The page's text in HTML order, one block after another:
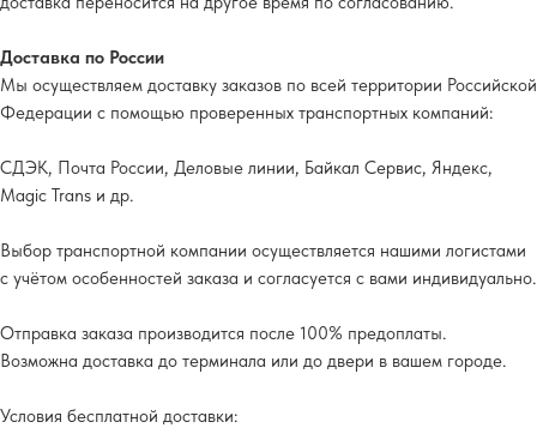
Доставка по России
Мы осуществляем доставку заказов по всей территории Российской
Федерации с помощью проверенных транспортных компаний:
СДЭК, Почта России, Деловые линии, Байкал Сервис, Яндекс,
Magic Trans и др.
Выбор транспортной компании осуществляется нашими логистами
с учётом особенностей заказа и согласуется с вами индивидуально.
Отправка заказа производится после 100% предоплаты.
Возможна доставка до терминала или до двери в вашем городе.
Условия бесплатной доставки: